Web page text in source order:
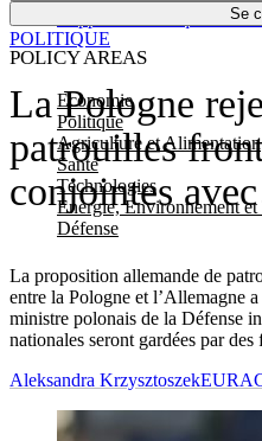
Se
POLICY AREAS
Economie
Politique
Agriculture et Alimentation
Santé
Technologies
Energie, Environnement et
Défense
La Pologne
patrouilles
conjointes
La proposition allemande de
entre la Pologne et l’Allemagne
ministre polonais de la Défense
nationales seront gardées par des
POLITIQUE
Aleksandra Krzysztoszek